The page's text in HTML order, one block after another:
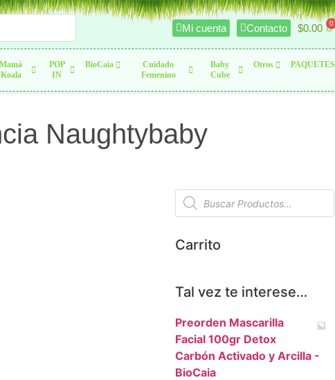
Mi cuenta Contacto $0.00
Mamá
Koala
POP
IN
BioCaia
Cuidado
Femenino
Baby
Cube
Otros PAQUETES
Naughtybaby
Carrito
Tal vez te interese…
Preorden Mascarilla
Facial 100gr Detox
Carbón Activado y Arcilla -
BioCaia